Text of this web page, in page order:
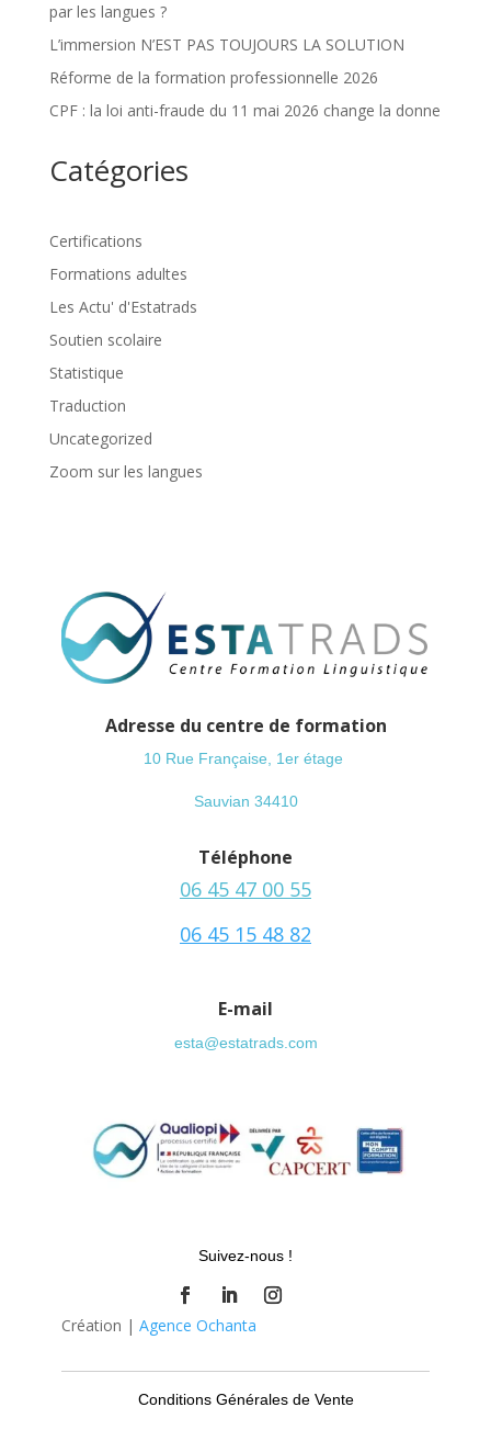
par les langues ?
L’immersion N’EST PAS TOUJOURS LA SOLUTION
Réforme de la formation professionnelle 2026
CPF : la loi anti-fraude du 11 mai 2026 change la donne
Catégories
Certifications
Formations adultes
Les Actu' d'Estatrads
Soutien scolaire
Statistique
Traduction
Uncategorized
Zoom sur les langues
Adresse du centre de formation
10 Rue Française, 1er étage
Sauvian 34410
Téléphone
06 45 47 00 55
06 45 15 48 82
E-mail
esta@estatrads.com
Suivez-nous !
Création | Agence Ochanta
Conditions Générales de Vente